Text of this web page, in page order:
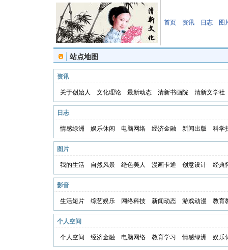
首页 资讯 日志 图
站点地图
资讯
关于创始人 文化理论 最新动态 清新书画院 清新文学社
日志
情感绿洲 娱乐休闲 电脑网络 经济金融 新闻出版 科学
图片
我的生活 自然风景 绝色美人 漫画卡通 创意设计 经典
影音
生活短片 综艺娱乐 网络科技 新闻动态 游戏动漫 教育
个人空间
个人空间 经济金融 电脑网络 教育学习 情感绿洲 娱乐